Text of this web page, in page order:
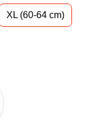
XL (60-64 cm)